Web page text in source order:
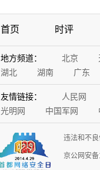
首页 时评
地方频道： 北京
湖北
湖南 广东
友情链接： 人民网
光明网
中国军网
违法和不
京公网安